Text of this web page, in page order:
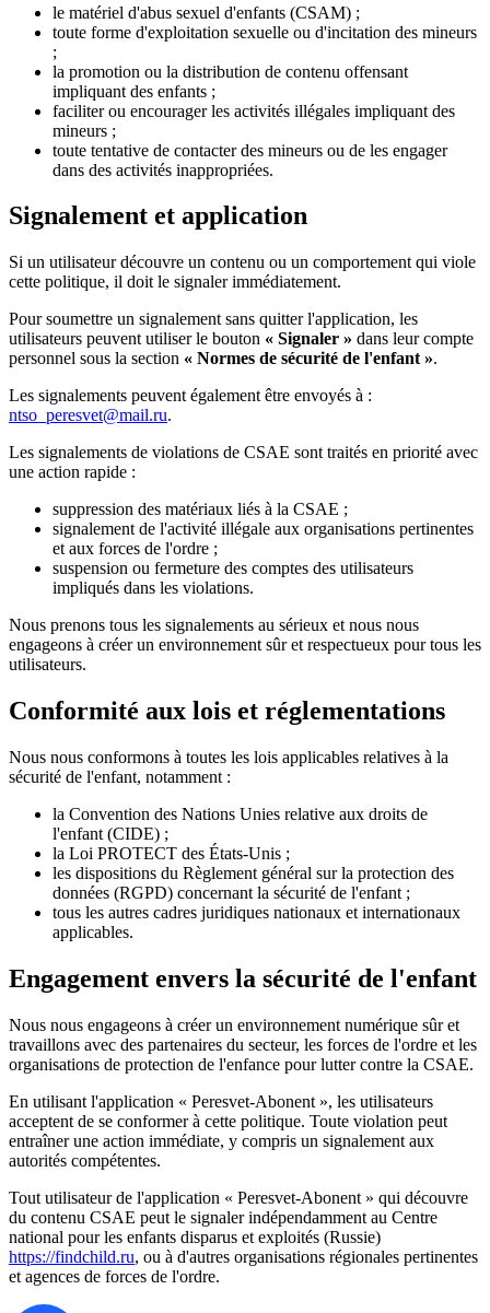
le matériel d'abus sexuel d'enfants (CSAM) ;
toute forme d'exploitation sexuelle ou d'incitation des mineurs
;
la promotion ou la distribution de contenu offensant
impliquant des enfants ;
faciliter ou encourager les activités illégales impliquant des
mineurs ;
toute tentative de contacter des mineurs ou de les engager
dans des activités inappropriées.
Signalement et application
Si un utilisateur découvre un contenu ou un comportement qui viole
cette politique, il doit le signaler immédiatement.
Pour soumettre un signalement sans quitter l'application, les
utilisateurs peuvent utiliser le bouton « Signaler » dans leur compte
personnel sous la section « Normes de sécurité de l'enfant ».
Les signalements peuvent également être envoyés à :
ntso_peresvet@mail.ru.
Les signalements de violations de CSAE sont traités en priorité avec
une action rapide :
suppression des matériaux liés à la CSAE ;
signalement de l'activité illégale aux organisations pertinentes
et aux forces de l'ordre ;
suspension ou fermeture des comptes des utilisateurs
impliqués dans les violations.
Nous prenons tous les signalements au sérieux et nous nous
engageons à créer un environnement sûr et respectueux pour tous les
utilisateurs.
Conformité aux lois et réglementations
Nous nous conformons à toutes les lois applicables relatives à la
sécurité de l'enfant, notamment :
la Convention des Nations Unies relative aux droits de
l'enfant (CIDE) ;
la Loi PROTECT des États-Unis ;
les dispositions du Règlement général sur la protection des
données (RGPD) concernant la sécurité de l'enfant ;
tous les autres cadres juridiques nationaux et internationaux
applicables.
Engagement envers la sécurité de l'enfant
Nous nous engageons à créer un environnement numérique sûr et
travaillons avec des partenaires du secteur, les forces de l'ordre et les
organisations de protection de l'enfance pour lutter contre la CSAE.
En utilisant l'application « Peresvet-Abonent », les utilisateurs
acceptent de se conformer à cette politique. Toute violation peut
entraîner une action immédiate, y compris un signalement aux
autorités compétentes.
Tout utilisateur de l'application « Peresvet-Abonent » qui découvre
du contenu CSAE peut le signaler indépendamment au Centre
national pour les enfants disparus et exploités (Russie)
https://findchild.ru, ou à d'autres organisations régionales pertinentes
et agences de forces de l'ordre.